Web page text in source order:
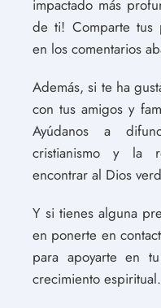
impactado más
de ti! Comparte tus
en los comentarios
Además, si te ha
con tus amigos y
Ayúdanos a
cristianismo y la
encontrar al Dios
Y si tienes alguna
en ponerte en
para apoyarte en
crecimiento espiritual.